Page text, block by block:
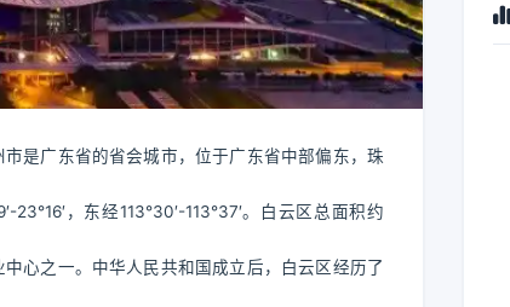
是广东省的省会城市，位于广东省中部偏东，珠
，东经113°30′-113°37′。白云区总面积约
心之一。中华人民共和国成立后，白云区经历了